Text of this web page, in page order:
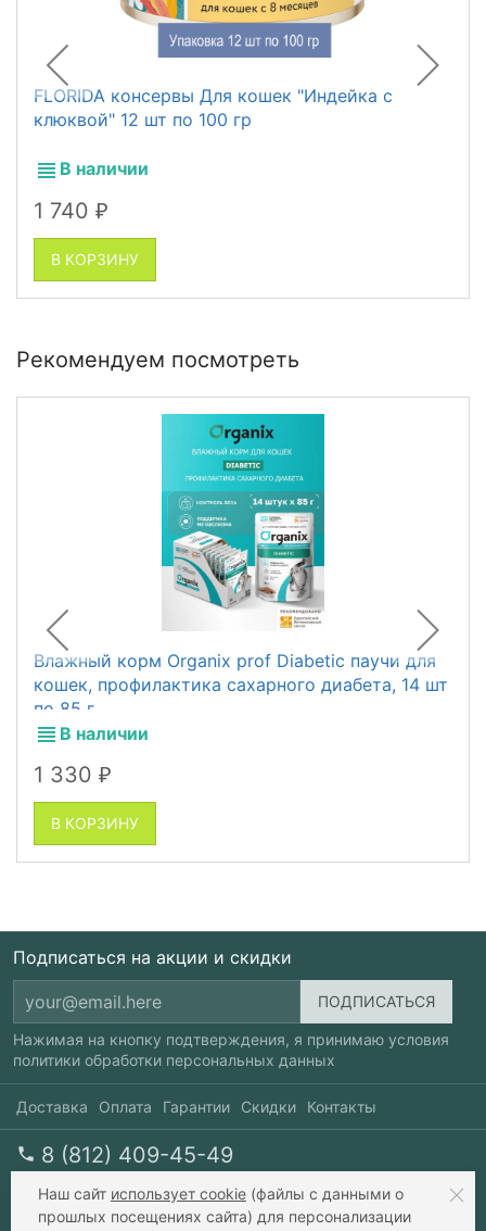
FLORIDA консервы Для кошек "Индейка с
клюквой" 12 шт по 100 гр
В наличии
1 740 ₽
В КОРЗИНУ
Рекомендуем посмотреть
Влажный корм Organix prof Diabetic паучи для
кошек, профилактика сахарного диабета, 14 шт
по 85 г
В наличии
1 330 ₽
В КОРЗИНУ
Подписаться на акции и скидки
Нажимая на кнопку подтверждения, я принимаю условия
политики обработки персональных данных
Доставка Оплата Гарантии Скидки Контакты
8 (812) 409-45-49
перезвоните мне
пн-пт 10-20, сб 10-17
Наш сайт использует cookie (файлы с данными о
прошлых посещениях сайта) для персонализации